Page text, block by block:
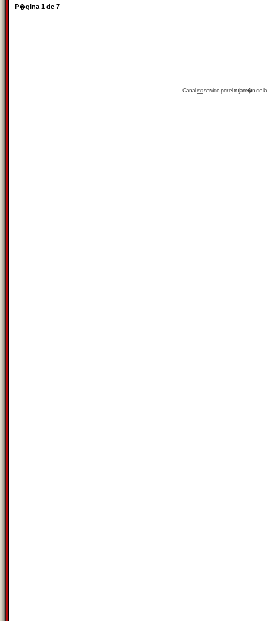
P�gina 1 de 7
Canalrssservido por eltrujam�nde